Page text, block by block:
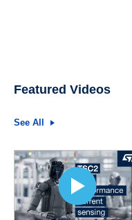
Featured Videos
See All